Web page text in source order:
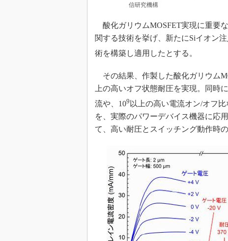
信研究機構
酸化ガリウムMOSFET実現に重要
関する技術を挙げ、新たにSiイオン
術を構築し適用したとする。
その結果、作製した酸化ガリウム
上の高いオフ状態耐圧を実現。同時
流や、109 以上の高い電流オン/オフ
を、実際のパワーデバイス機器に応
て、高い耐圧とスイッチング動作時